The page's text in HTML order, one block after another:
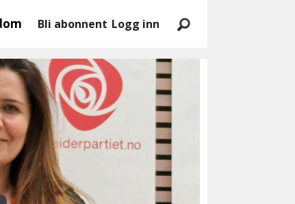
Bli abonnent Logg inn